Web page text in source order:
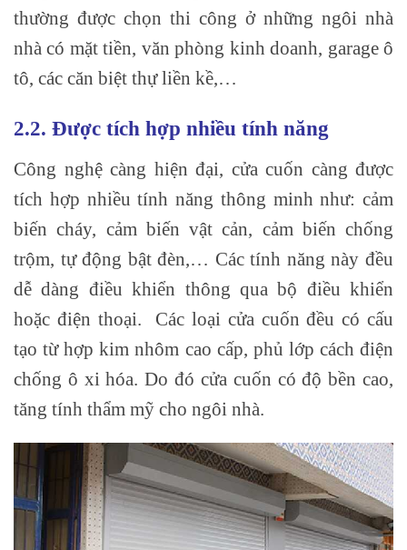
thường được chọn thi công ở những ngôi nhà
nhà có mặt tiền, văn phòng kinh doanh, garage ô
tô, các căn biệt thự liền kề,…
2.2. Được tích hợp nhiều tính năng
Công nghệ càng hiện đại, cửa cuốn càng được
tích hợp nhiều tính năng thông minh như: cảm
biến cháy, cảm biến vật cản, cảm biến chống
trộm, tự động bật đèn,… Các tính năng này đều
dễ dàng điều khiển thông qua bộ điều khiển
hoặc điện thoại. Các loại cửa cuốn đều có cấu
tạo từ hợp kim nhôm cao cấp, phủ lớp cách điện
chống ô xi hóa. Do đó cửa cuốn có độ bền cao,
tăng tính thẩm mỹ cho ngôi nhà.